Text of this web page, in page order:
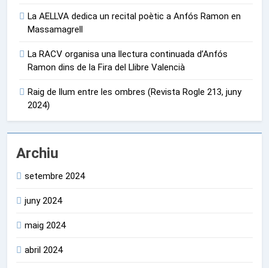
La AELLVA dedica un recital poètic a Anfós Ramon en
Massamagrell
La RACV organisa una llectura continuada d’Anfós
Ramon dins de la Fira del Llibre Valencià
Raig de llum entre les ombres (Revista Rogle 213, juny
2024)
Archiu
setembre 2024
juny 2024
maig 2024
abril 2024